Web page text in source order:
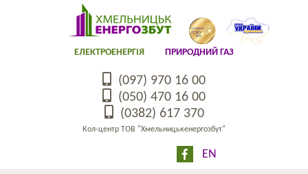
ЕЛЕКТРОЕНЕРГІЯ ПРИРОДНИЙ ГАЗ
(097) 970 16 00
(050) 470 16 00
(0382) 617 370
Кол-центр ТОВ "Хмельницькенергозбут"
EN